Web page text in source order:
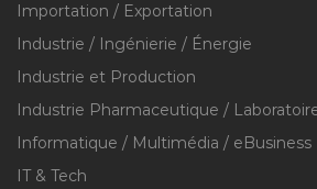
Importation / Exportation
Industrie / Ingénierie / Énergie
Industrie et Production
Industrie Pharmaceutique /
Informatique / Multimédia / eBusiness
IT & Tech